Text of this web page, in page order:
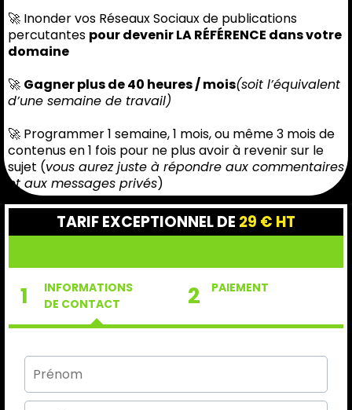
🚀 Inonder vos Réseaux Sociaux de publications
percutantes pour devenir LA RÉFÉRENCE dans votre
domaine
🚀 Gagner plus de 40 heures / mois(soit l’équivalent
d’une semaine de travail)
🚀 Programmer 1 semaine, 1 mois, ou même 3 mois de
contenus en 1 fois pour ne plus avoir à revenir sur le
sujet (vous aurez juste à répondre aux commentaires
et aux messages privés)
TARIF EXCEPTIONNEL DE 29 € HT
1
INFORMATIONS
DE CONTACT
2 PAIEMENT